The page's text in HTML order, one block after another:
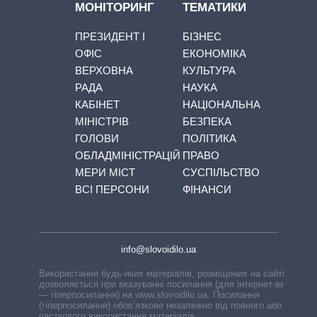
МОНІТОРИНГ
ПРЕЗИДЕНТ І
ОФІС
ВЕРХОВНА
РАДА
КАБІНЕТ
МІНІСТРІВ
ГОЛОВИ
ОБЛАДМІНІСТРАЦІЙ
МЕРИ МІСТ
ВСІ ПЕРСОНИ
ТЕМАТИКИ
БІЗНЕС
ЕКОНОМІКА
КУЛЬТУРА
НАУКА
НАЦІОНАЛЬНА
БЕЗПЕКА
ПОЛІТИКА
ПРАВО
СУСПІЛЬСТВО
ФІНАНСИ
info@slovoidilo.ua
Використання будь-яких матеріалів, розміщених на сайті,
дозволяється при вказуванні посилання (для інтернет-видань
— гіперпосилання) на www.slovoidilo.ua. Посилання
(гіперпосилання) обов’язкове незалежно від повного або